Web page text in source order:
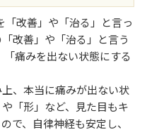
「改善」や「治る」と言っ
改善」や「治る」と言う
痛みを出ない状態にする
、本当に痛みが出ない状
「形」など、見た目もキ
で、自律神経も安定し、